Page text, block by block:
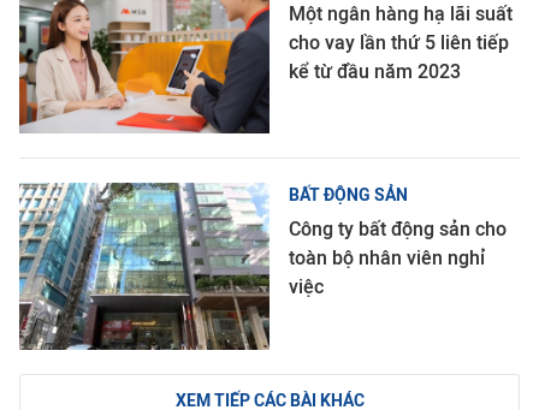
Một ngân hàng hạ lãi suất
cho vay lần thứ 5 liên tiếp
kể từ đầu năm 2023
BẤT ĐỘNG SẢN
Công ty bất động sản cho
toàn bộ nhân viên nghỉ
việc
XEM TIẾP CÁC BÀI KHÁC